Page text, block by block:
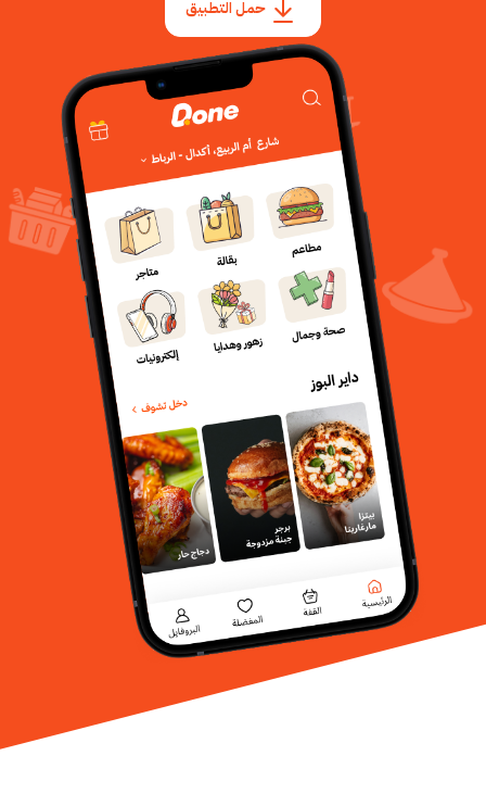
حمل التطبيق